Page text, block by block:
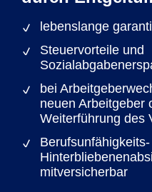
lebenslange
Steuervorteile und
bei
neuen Arbeitgeber
Weiterführung des
Berufsunfähigkeits-
mitversicherbar